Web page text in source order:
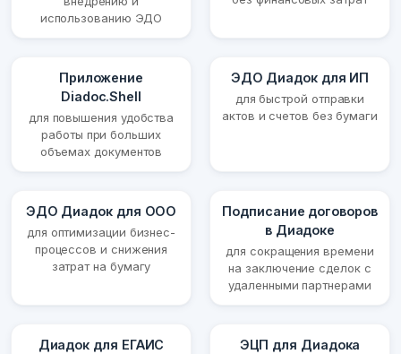
использованию ЭДО
Приложение
Diadoc.Shell
для повышения удобства
работы при больших
объемах документов
ЭДО Диадок для ИП
для быстрой отправки
актов и счетов без бумаги
ЭДО Диадок для ООО
для оптимизации бизнес-
процессов и снижения
затрат на бумагу
Подписание договоров
в Диадоке
для сокращения времени
на заключение сделок с
удаленными партнерами
Диадок для ЕГАИС ЭЦП для Диадока